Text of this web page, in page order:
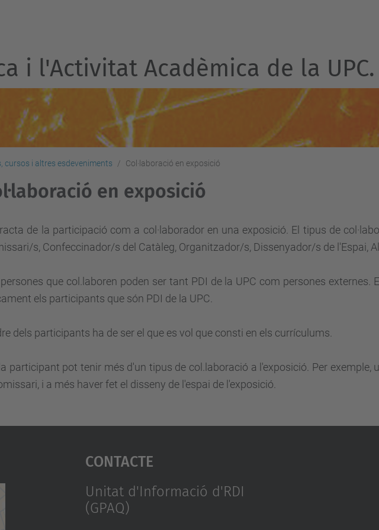
i l'Activitat Acadèmica de la UPC.
cursos i altres esdeveniments Col·laboració en exposició
en exposició
de la participació com a col·laborador en una exposició. El tipus de
s, Confeccinador/s del Catàleg, Organitzador/s, Dissenyador/s de l'Espai,
que col.laboren poden ser tant PDI de la UPC com persones externes.
els participants que són PDI de la UPC.
dels participants ha de ser el que es vol que consti en els currículums.
participant pot tenir més d'un tipus de col.laboració a l'exposició. Per exemple,
i a més haver fet el disseny de l'espai de l'exposició.
Contacte
Unitat d'Informació d'RDI
(GPAQ)